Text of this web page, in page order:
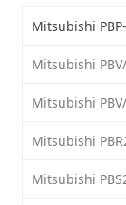
Mitsubishi
Mitsubishi
Mitsubishi
Mitsubishi
Mitsubishi